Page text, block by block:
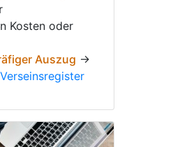
Kosten oder
Auszug →